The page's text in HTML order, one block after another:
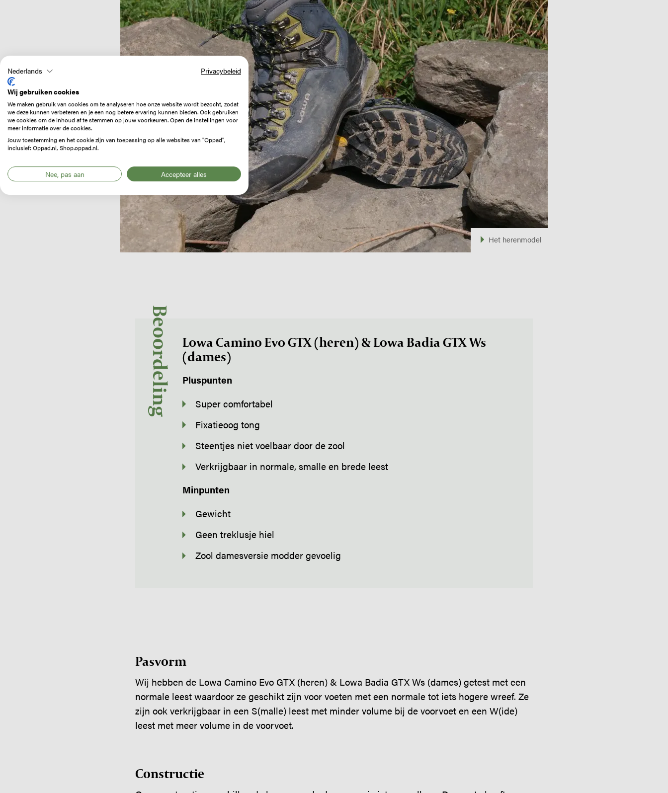
Het herenmodel
Beoordeling
Lowa Camino Evo GTX (heren) & Lowa Badia GTX Ws
(dames)
Pluspunten
Super comfortabel
Fixatieoog tong
Steentjes niet voelbaar door de zool
Verkrijgbaar in normale, smalle en brede leest
Minpunten
Gewicht
Geen treklusje hiel
Zool damesversie modder gevoelig
Pasvorm
Wij hebben de Lowa Camino Evo GTX (heren) & Lowa Badia GTX Ws (dames) getest met een
normale leest waardoor ze geschikt zijn voor voeten met een normale tot iets hogere wreef. Ze
zijn ook verkrijgbaar in een S(malle) leest met minder volume bij de voorvoet en een W(ide)
leest met meer volume in de voorvoet.
Constructie
Nederlands Privacybeleid
Wij gebruiken cookies
We maken gebruik van cookies om te analyseren hoe onze website wordt bezocht, zodat
we deze kunnen verbeteren en je een nog betere ervaring kunnen bieden. Ook gebruiken
we cookies om de inhoud af te stemmen op jouw voorkeuren. Open de instellingen voor
meer informatie over de cookies.
Jouw toestemming en het cookie zijn van toepassing op alle websites van "Oppad",
inclusief: Oppad.nl, Shop.oppad.nl.
Nee, pas aan Accepteer alles